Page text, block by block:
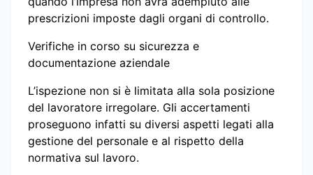
prescrizioni imposte dagli organi di controllo.
Verifiche in corso su sicurezza e
documentazione aziendale
L’ispezione non si è limitata alla sola posizione
del lavoratore irregolare. Gli accertamenti
proseguono infatti su diversi aspetti legati alla
gestione del personale e al rispetto della
normativa sul lavoro.